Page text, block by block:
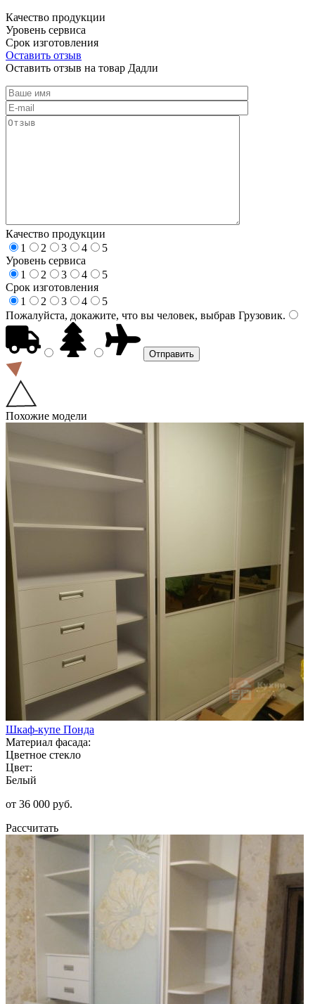
Качество продукции
Уровень сервиса
Срок изготовления
Оставить отзыв
Оставить отзыв на товар Дадли
Качество продукции
1
2 3 4
5
Уровень сервиса
1
2 3 4
5
Срок изготовления
1
2 3 4
5
Пожалуйста, докажите, что вы человек, выбрав Грузовик.
Похожие модели
Шкаф-купе Понда
Материал фасада:
Цветное стекло
Цвет:
Белый
от 36 000 руб.
Рассчитать